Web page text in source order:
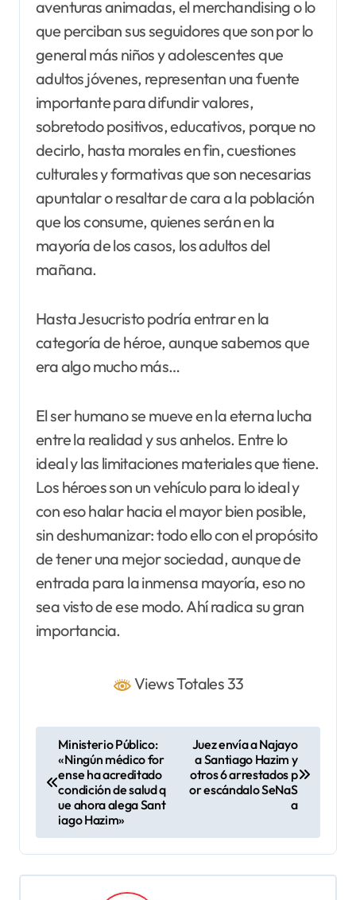
aventuras animadas, el merchandising o lo
que perciban sus seguidores que son por lo
general más niños y adolescentes que
adultos jóvenes, representan una fuente
importante para difundir valores,
sobretodo positivos, educativos, porque no
decirlo, hasta morales en fin, cuestiones
culturales y formativas que son necesarias
apuntalar o resaltar de cara a la población
que los consume, quienes serán en la
mayoría de los casos, los adultos del
mañana.
Hasta Jesucristo podría entrar en la
categoría de héroe, aunque sabemos que
era algo mucho más…
El ser humano se mueve en la eterna lucha
entre la realidad y sus anhelos. Entre lo
ideal y las limitaciones materiales que tiene.
Los héroes son un vehículo para lo ideal y
con eso halar hacia el mayor bien posible,
sin deshumanizar: todo ello con el propósito
de tener una mejor sociedad, aunque de
entrada para la inmensa mayoría, eso no
sea visto de ese modo. Ahí radica su gran
importancia.
Views Totales 33
g
a
Ministerio Público:
«Ningún médico for
ense ha acreditado
condición de salud q
ue ahora alega Sant
iago Hazim»
Juez envía a Najayo
a Santiago Hazim y
otros 6 arrestados p
or escándalo SeNaS
a